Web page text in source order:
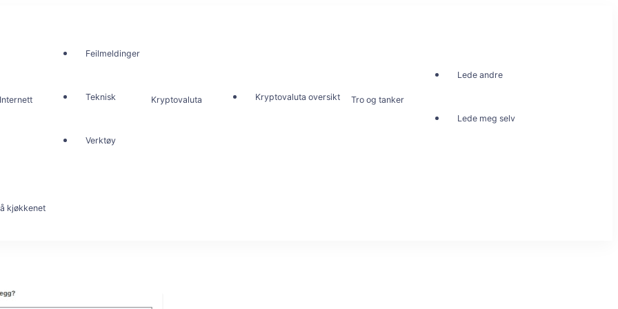
Internett
Feilmeldinger
Teknisk
Verktøy
Kryptovaluta Kryptovaluta oversikt Tro og tanker
Lede andre
Lede meg selv
kjøkkenet